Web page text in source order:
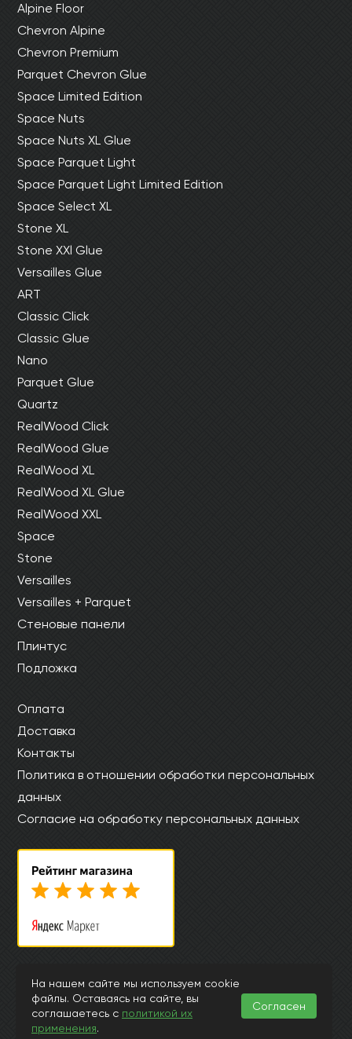
Alpine Floor
Chevron Alpine
Chevron Premium
Parquet Chevron Glue
Space Limited Edition
Space Nuts
Space Nuts XL Glue
Space Parquet Light
Space Parquet Light Limited Edition
Space Select XL
Stone XL
Stone XXl Glue
Versailles Glue
ART
Classic Click
Classic Glue
Nano
Parquet Glue
Quartz
RealWood Click
RealWood Glue
RealWood XL
RealWood XL Glue
RealWood XXL
Space
Stone
Versailles
Versailles + Parquet
Стеновые панели
Плинтус
Подложка
Оплата
Доставка
Контакты
Политика в отношении обработки персональных
данных
Согласие на обработку персональных данных
© Интернет магазин laminat-aquafloor.ru 2015-2026
Информация, представленная на страницах данного сайта, носит
исключительно ознакомительный характер и ни при каких
обстоятельствах и условиях не может считаться публичной офертой,
подпадающей под положения ст.435 и 437 Гражданского Кодекса РФ.
На нашем сайте мы используем cookie
файлы. Оставаясь на сайте, вы
соглашаетесь с политикой их
применения.
Согласен